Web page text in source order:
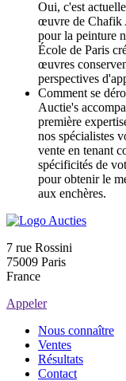
Oui, c'est
œuvre de Chafik
pour la peinture
École de Paris
œuvres
perspectives
Comment se
Auctie's
première
nos spécialistes
vente en tenant
spécificités de
pour obtenir le
aux enchères.
7 rue Rossini
75009 Paris
France
Appeler
Nous connaître
Ventes
Résultats
Contact